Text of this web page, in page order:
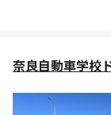
奈良自動車学校